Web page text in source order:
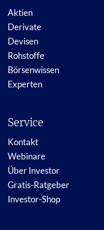
Aktien
Derivate
Devisen
Rohstoffe
Börsenwissen
Experten
Service
Kontakt
Webinare
Über Investor
Gratis-Ratgeber
Investor-Shop